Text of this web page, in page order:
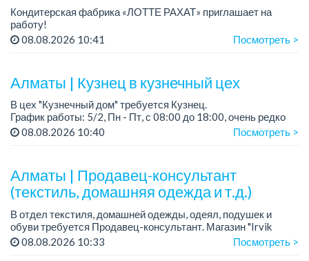
Кондитерская фабрика «ЛОТТЕ РАХАТ» приглашает на
работу!
Зарплата обсуждается на собеседовании.
08.08.2026 10:41 Посмотреть >
Алматы | Кузнец в кузнечный цех
В цех "Кузнечный дом" требуется Кузнец.
График работы: 5/2, Пн - Пт, с 08:00 до 18:00, очень редко
суббота.
- о...
08.08.2026 10:40 Посмотреть >
Алматы | Продавец-консультант
(текстиль, домашняя одежда и т.д.)
В отдел текстиля, домашней одежды, одеял, подушек и
обуви требуется Продавец-консультант. Магазин "Irvik
Home".
08.08.2026 10:33 Посмотреть >